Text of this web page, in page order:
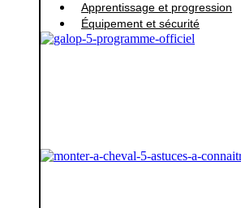
Apprentissage et progression
Équipement et sécurité